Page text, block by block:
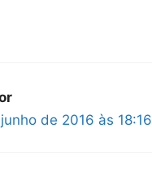
de 2016 às 18:16